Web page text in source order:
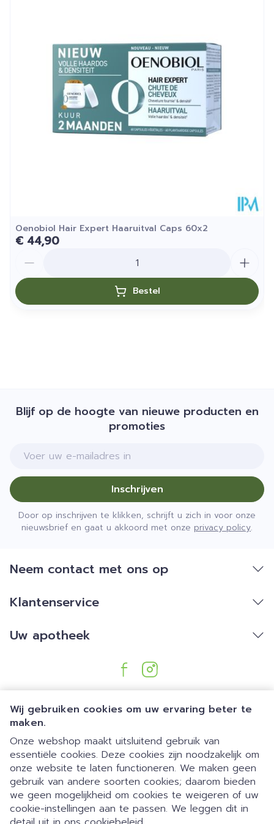
Wij gebruiken cookies om uw ervaring beter te
maken.
Onze webshop maakt uitsluitend gebruik van
essentiële cookies. Deze cookies zijn noodzakelijk om
onze website te laten functioneren. We maken geen
gebruik van andere soorten cookies; daarom bieden
we geen mogelijkheid om cookies te weigeren of uw
cookie-instellingen aan te passen. We leggen dit in
Hoeveelheid
Verpakking
200
Kamertemperatuur (15°C -
25°C)
Oenobiol Hair Expert Haaruitval Caps 60x2
€ 44,90
Bestel
1 van 1
Gemakkelijk parkeren | 24/7
Blijf op de hoogte van nieuwe producten en
promoties
E-mail adres
Inschrijven
Door op inschrijven te klikken, schrijft u zich in voor onze
nieuwsbrief en gaat u akkoord met onze privacy policy.
Neem contact met ons op
Klantenservice
Uw apotheek
Juridische links